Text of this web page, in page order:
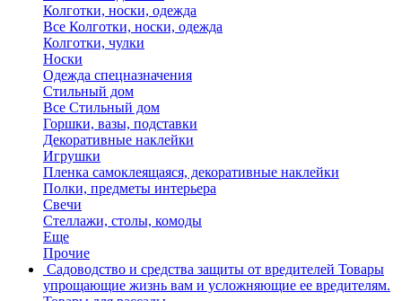
Колготки, носки, одежда
Все Колготки, носки, одежда
Колготки, чулки
Носки
Одежда спецназначения
Стильный дом
Все Стильный дом
Горшки, вазы, подставки
Декоративные наклейки
Игрушки
Пленка самоклеящаяся, декоративные наклейки
Полки, предметы интерьера
Свечи
Стеллажи, столы, комоды
Еще
Прочие
Садоводство и средства защиты от вредителей Товары
упрощающие жизнь вам и усложняющие ее вредителям.